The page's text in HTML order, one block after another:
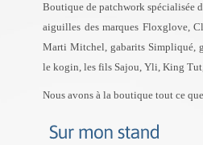
Boutique de patchwork spécialisée
aiguilles des marques Floxglove,
Marti Mitchel, gabarits Simpliqué,
le kogin, les fils Sajou, Yli, King
Nous avons à la boutique tout ce